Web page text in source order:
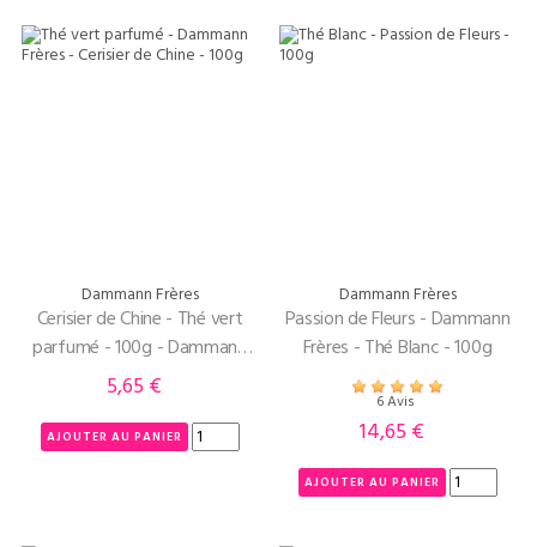
Dammann Frères
Cerisier de Chine - Thé vert
parfumé - 100g - Dammann
Frères
Prix
5,65 €
AJOUTER AU PANIER
Dammann Frères
Passion de Fleurs - Dammann
Frères - Thé Blanc - 100g
6 Avis
Prix
14,65 €
AJOUTER AU PANIER